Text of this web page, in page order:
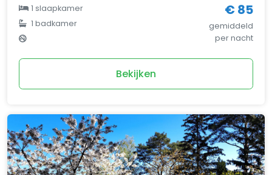
1 slaapkamer
1 badkamer
€ 85
gemiddeld
per nacht
Bekijken